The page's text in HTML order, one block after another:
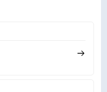
9 (Très forte)